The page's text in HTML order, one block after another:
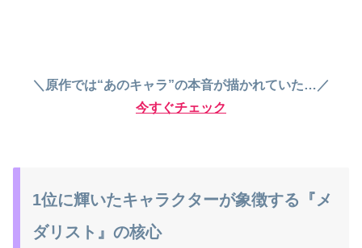
＼原作では“あのキャラ”の本音が描かれていた…／
今すぐチェック
1位に輝いたキャラクターが象徴する『メ
ダリスト』の核心